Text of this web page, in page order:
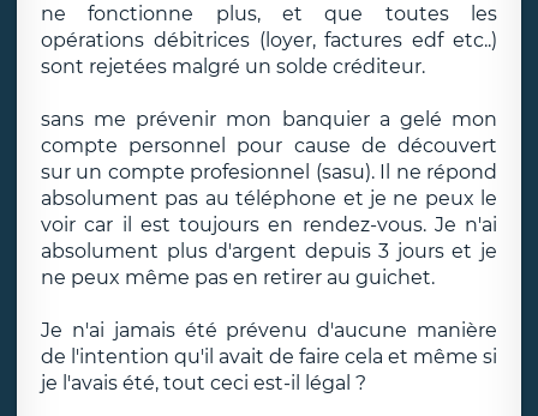
ne fonctionne plus, et que toutes les
opérations débitrices (loyer, factures edf etc..)
sont rejetées malgré un solde créditeur.
sans me prévenir mon banquier a gelé mon
compte personnel pour cause de découvert
sur un compte profesionnel (sasu). Il ne répond
absolument pas au téléphone et je ne peux le
voir car il est toujours en rendez-vous. Je n'ai
absolument plus d'argent depuis 3 jours et je
ne peux même pas en retirer au guichet.
Je n'ai jamais été prévenu d'aucune manière
de l'intention qu'il avait de faire cela et même si
je l'avais été, tout ceci est-il légal ?